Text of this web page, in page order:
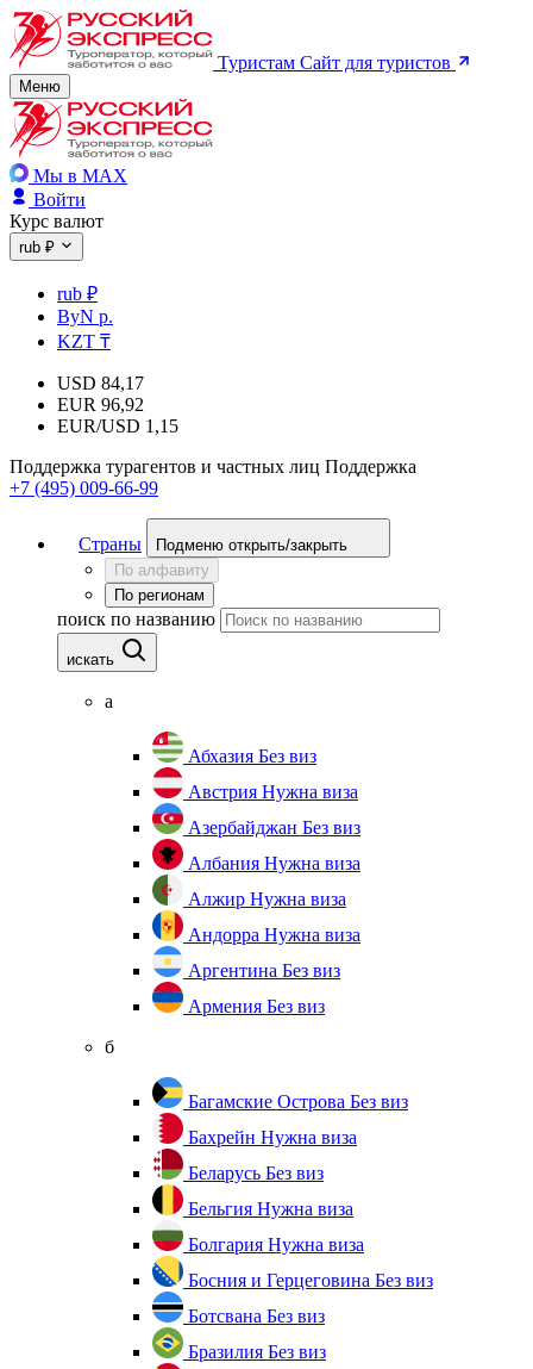
Туристам Сайт для туристов
Меню
Мы в MAX
Войти
Курс валют
rub ₽
rub ₽
ByN р.
KZT ₸
USD 84,17
EUR 96,92
EUR/USD 1,15
Поддержка турагентов и частных лиц Поддержка
+7 (495) 009-66-99
Страны
Подменю открыть/закрыть
По алфавиту
По регионам
поиск по названию
искать
а
Абхазия Без виз
Австрия Нужна виза
Азербайджан Без виз
Албания Нужна виза
Алжир Нужна виза
Андорра Нужна виза
Аргентина Без виз
Армения Без виз
б
Багамские Острова Без виз
Бахрейн Нужна виза
Беларусь Без виз
Бельгия Нужна виза
Болгария Нужна виза
Босния и Герцеговина Без виз
Ботсвана Без виз
Бразилия Без виз